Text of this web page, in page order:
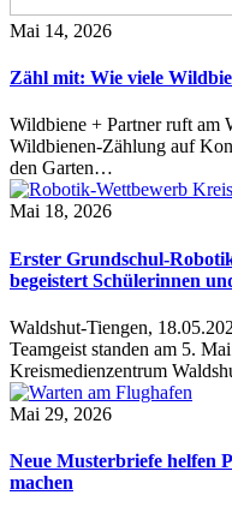
Mai 14, 2026
Zähl mit: Wie viele
Wildbiene + Partner ruft am
Wildbienen-Zählung auf
den Garten…
Mai 18, 2026
Erster Grundschul-
begeistert Schülerinnen
Waldshut-Tiengen,
Teamgeist standen am 5.
Kreismedienzentrum
Mai 29, 2026
Neue Musterbriefe helfen
machen